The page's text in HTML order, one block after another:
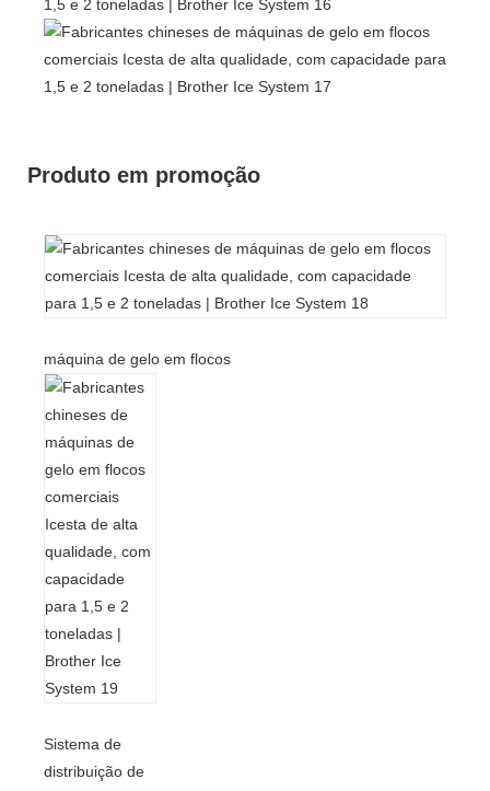
Produto em promoção
máquina de gelo em flocos
Sistema de
distribuição de